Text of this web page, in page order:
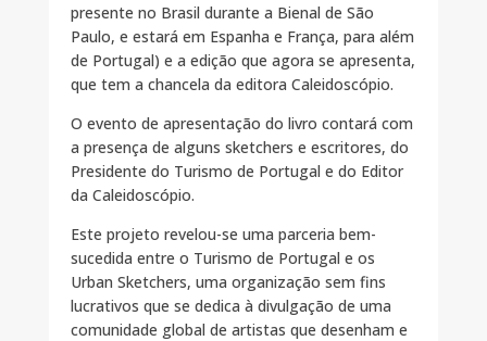
presente no Brasil durante a Bienal de São
Paulo, e estará em Espanha e França, para além
de Portugal) e a edição que agora se apresenta,
que tem a chancela da editora Caleidoscópio.
O evento de apresentação do livro contará com
a presença de alguns sketchers e escritores, do
Presidente do Turismo de Portugal e do Editor
da Caleidoscópio.
Este projeto revelou-se uma parceria bem-
sucedida entre o Turismo de Portugal e os
Urban Sketchers, uma organização sem fins
lucrativos que se dedica à divulgação de uma
comunidade global de artistas que desenham e